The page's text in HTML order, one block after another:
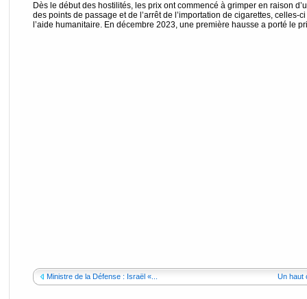
Dès le début des hostilités, les prix ont commencé à grimper en raison
des points de passage et de l’arrêt de l’importation de cigarettes, celles-
l’aide humanitaire. En décembre 2023, une première hausse a porté le
Ministre de la Défense : Israël «... Un haut